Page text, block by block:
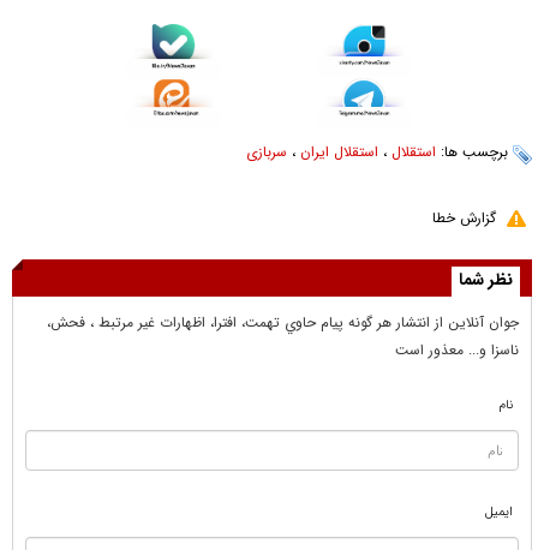
برچسب ها: استقلال ، استقلال ایران ، سربازی
گزارش خطا
نظر شما
جوان آنلاين از انتشار هر گونه پيام حاوي تهمت، افترا، اظهارات غير مرتبط ، فحش،
ناسزا و... معذور است
نام
ایمیل